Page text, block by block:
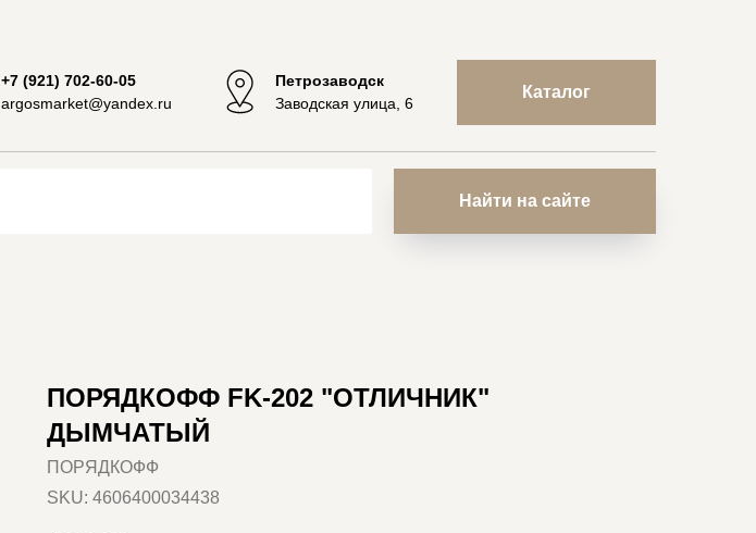
+7 (921) 702-60-05
argosmarket@yandex.ru
Петрозаводск
Заводская улица, 6
Каталог
Найти на сайте
ПОРЯДКОФФ FK-202 "ОТЛИЧНИК"
ДЫМЧАТЫЙ
ПОРЯДКОФФ
SKU: 4606400034438